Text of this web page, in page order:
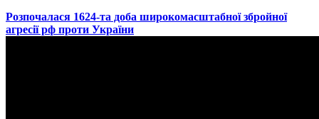
​Розпочалася 1624-та доба широкомасштабної збройної
агресії рф проти України